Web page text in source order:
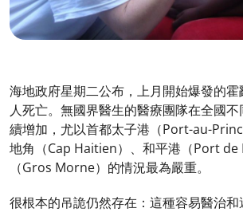
海地政府星期二公布，上月開始爆發的
人死亡。無國界醫生的醫療團隊在全國
續增加，尤以首都太子港（Port-au-
地角（Cap Haitien）、和平港（Port de
（Gros Morne）的情況最為嚴重。
很根本的吊詭仍然存在：這種容易醫治